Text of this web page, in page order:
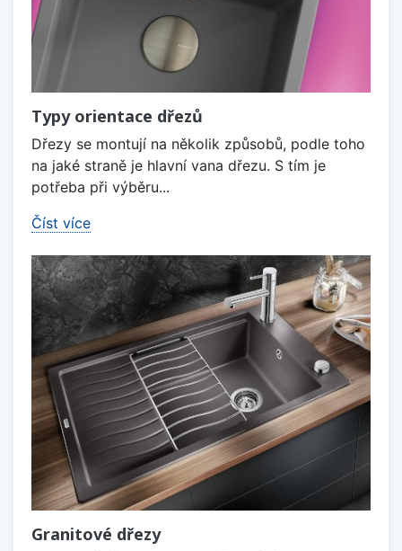
Typy orientace dřezů
Dřezy se montují na několik způsobů, podle toho
na jaké straně je hlavní vana dřezu. S tím je
potřeba při výběru...
Číst více
Granitové dřezy